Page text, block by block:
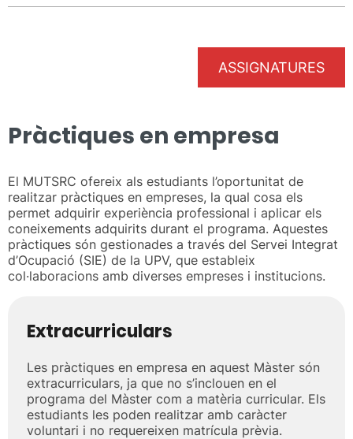
ASSIGNATURES
Pràctiques en empresa
El MUTSRC ofereix als estudiants l’oportunitat de
realitzar pràctiques en empreses, la qual cosa els
permet adquirir experiència professional i aplicar els
coneixements adquirits durant el programa. Aquestes
pràctiques són gestionades a través del Servei Integrat
d’Ocupació (SIE) de la UPV, que estableix
col·laboracions amb diverses empreses i institucions.
Extracurriculars
Les pràctiques en empresa en aquest Màster són
extracurriculars, ja que no s’inclouen en el
programa del Màster com a matèria curricular. Els
estudiants les poden realitzar amb caràcter
voluntari i no requereixen matrícula prèvia.